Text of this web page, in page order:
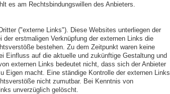
es am Rechtsbindungswillen des Anbieters.
("externe Links"). Diese Websites unterliegen der
der erstmaligen Verknüpfung der externen Links die
bestehen. Zu dem Zeitpunkt waren keine
Einfluss auf die aktuelle und zukünftige Gestaltung und
externen Links bedeutet nicht, dass sich der Anbieter
Eigen macht. Eine ständige Kontrolle der externen Links
nicht zumutbar. Bei Kenntnis von
unverzüglich gelöscht.